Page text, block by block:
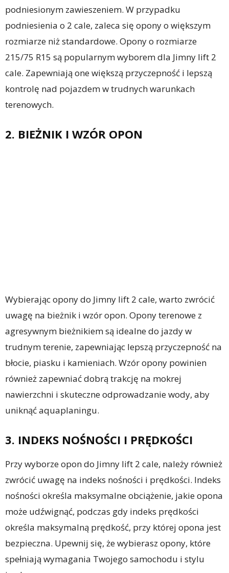
podniesionym zawieszeniem. W przypadku
podniesienia o 2 cale, zaleca się opony o większym
rozmiarze niż standardowe. Opony o rozmiarze
215/75 R15 są popularnym wyborem dla Jimny lift 2
cale. Zapewniają one większą przyczepność i lepszą
kontrolę nad pojazdem w trudnych warunkach
terenowych.
2. BIEŻNIK I WZÓR OPON
Wybierając opony do Jimny lift 2 cale, warto zwrócić
uwagę na bieżnik i wzór opon. Opony terenowe z
agresywnym bieżnikiem są idealne do jazdy w
trudnym terenie, zapewniając lepszą przyczepność na
błocie, piasku i kamieniach. Wzór opony powinien
również zapewniać dobrą trakcję na mokrej
nawierzchni i skuteczne odprowadzanie wody, aby
uniknąć aquaplaningu.
3. INDEKS NOŚNOŚCI I PRĘDKOŚCI
Przy wyborze opon do Jimny lift 2 cale, należy również
zwrócić uwagę na indeks nośności i prędkości. Indeks
nośności określa maksymalne obciążenie, jakie opona
może udźwignąć, podczas gdy indeks prędkości
określa maksymalną prędkość, przy której opona jest
bezpieczna. Upewnij się, że wybierasz opony, które
spełniają wymagania Twojego samochodu i stylu